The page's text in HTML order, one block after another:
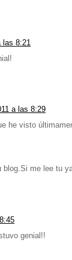
las 8:21
a las 8:29
he visto
me lee tu
genial!!